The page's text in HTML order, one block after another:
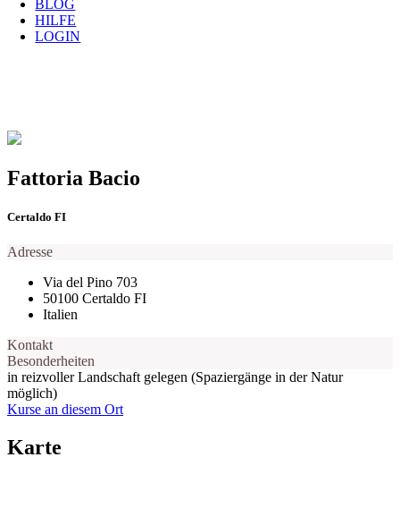
BLOG
HILFE
LOGIN
Fattoria Bacio
Certaldo FI
Adresse
Via del Pino 703
50100 Certaldo FI
Italien
Kontakt
Besonderheiten
in reizvoller Landschaft gelegen (Spaziergänge in der Natur
möglich)
Kurse an diesem Ort
Karte